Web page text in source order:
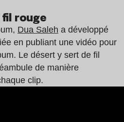
rouge
Dua Saleh a développé
en publiant une vidéo pour
Le désert y sert de fil
de manière
clip.